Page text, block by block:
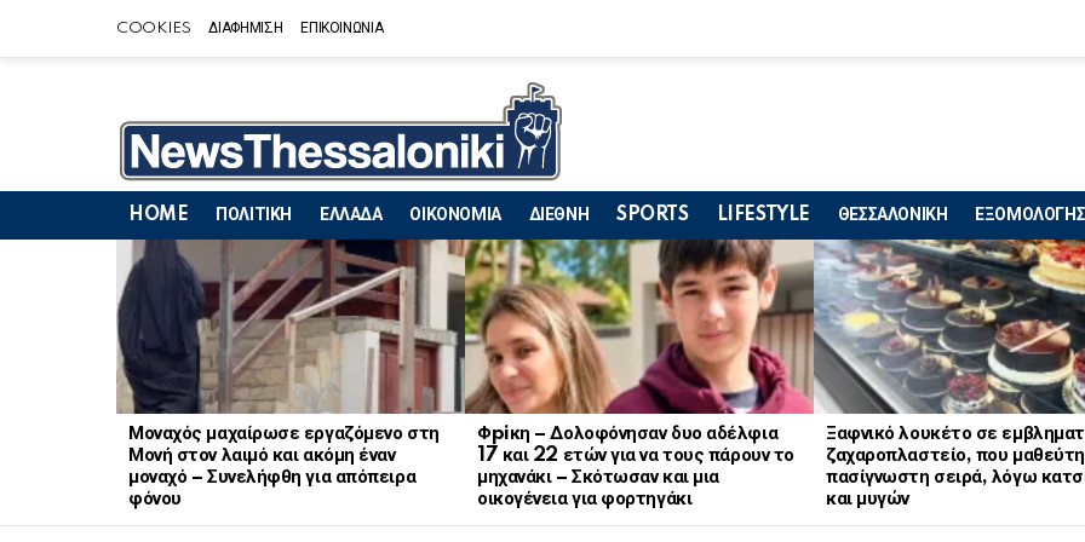
COOKIES ΔΙΑΦΗΜΙΣΗ ΕΠΙΚΟΙΝΩΝΙΑ
HOME ΠΟΛΙΤΙΚΗ ΕΛΛΑΔΑ ΟΙΚΟΝΟΜΙΑ ΔΙΕΘΝΗ SPORTS LIFESTYLE ΘΕΣΣΑΛΟΝΙΚΗ
LATEST
STORIES
Μοναχός μαχαίρωσε εργαζόμενο στη
Μονή στον λαιμό και ακόμη έναν
μοναχό – Συνελήφθη για απόπειρα
φόνου
Φpiκη – Δολοφόνησαν δυο αδέλφια
17 και 22 ετών για να τους πάρουν το
μηχανάκι – Σκότωσαν και μια
οικογένεια για φορτηγάκι
Ξαφνικό λουκέτο σε
ζαχαροπλαστείο, που
πασίγνωστη σειρά, λόγω
και μυγών